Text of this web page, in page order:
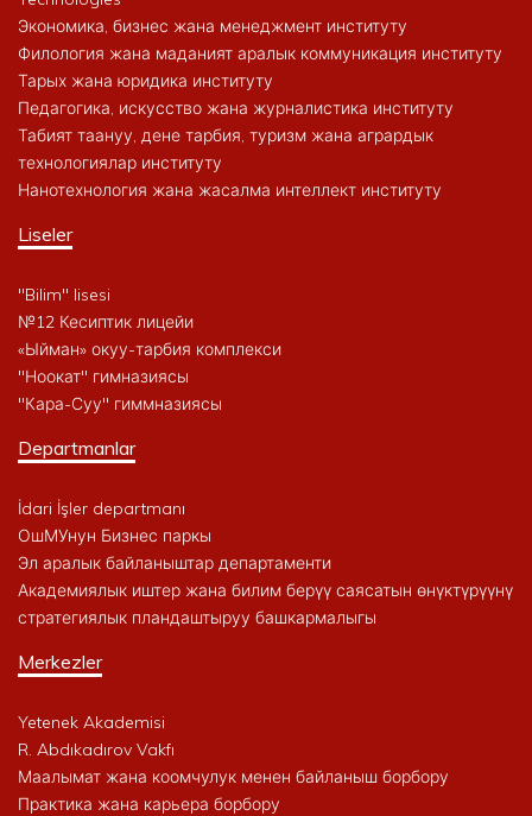
Экономика, бизнес жана менеджмент институту
Филология жана маданият аралык коммуникация институту
Тарых жана юридика институту
Педагогика, искусство жана журналистика институту
Табият таануу, дене тарбия, туризм жана агрардык
технологиялар институту
Нанотехнология жана жасалма интеллект институту
Liseler
"Bilim" lisesi
№12 Кесиптик лицейи
«Ыйман» окуу-тарбия комплекси
"Ноокат" гимназиясы
"Кара-Суу" гиммназиясы
Departmanlar
İdari İşler departmanı
ОшМУнун Бизнес паркы
Эл аралык байланыштар департаменти
Академиялык иштер жана билим берүү саясатын өнүктүрүүнү
стратегиялык пландаштыруу башкармалыгы
Merkezler
Yetenek Akademisi
R. Abdıkadırov Vakfı
Маалымат жана коомчулук менен байланыш борбору
Практика жана карьера борбору